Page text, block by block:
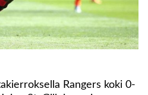
Rangers koki 0-